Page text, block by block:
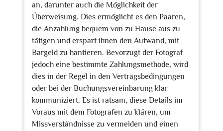
an, darunter auch die Möglichkeit der
Überweisung. Dies ermöglicht es den Paaren,
die Anzahlung bequem von zu Hause aus zu
tätigen und erspart ihnen den Aufwand, mit
Bargeld zu hantieren. Bevorzugt der Fotograf
jedoch eine bestimmte Zahlungsmethode, wird
dies in der Regel in den Vertragsbedingungen
oder bei der Buchungsvereinbarung klar
kommuniziert. Es ist ratsam, diese Details im
Voraus mit dem Fotografen zu klären, um
Missverständnisse zu vermeiden und einen